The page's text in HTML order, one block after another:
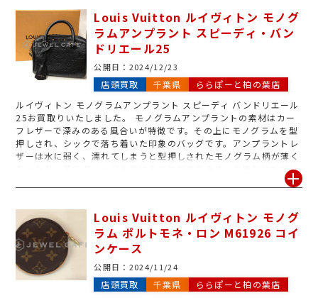
ちしております♪
Louis Vuitton ルイヴィトン モノグ
ラムアンプラント スピーディ・バン
ドリエール25
公開日： 2024/12/23
店頭買取 千葉県
ららぽーと柏の葉店
ルイヴィトン モノグラムアンプラント スピーディ バンドリエール
25お買取りいたしました。 モノグラムアンプラントの素材はカー
フレザーで深みのある風合いが特徴です。その上にモノグラムを型
押しされ、シックで落ち着いた印象のバッグです。アンプラントレ
ザーは水に弱く、濡れてしまうと型押しされたモノグラム柄が薄く
なったり、革にダメージを受けることがあります。お持ちいただい
たスピーディバンドリエール25は目立った傷みもなく、とても綺麗
ままのブランドバッグがございましたらできるだけ早めのご売却を
お勧めいたします。Louis Vuitton ルイヴィトン モノグ
ラム ポルトモネ・ロン M61926 コイ
ンケース
公開日： 2024/11/24
店頭買取 千葉県
ららぽーと柏の葉店